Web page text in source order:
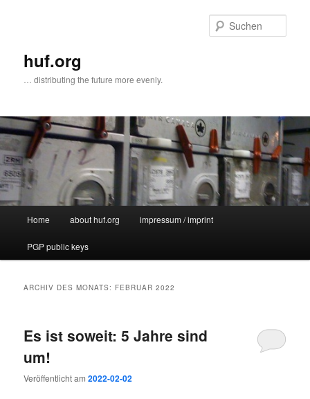
huf.org
… distributing the future more evenly.
Home about huf.org impressum / imprint
PGP public keys
ARCHIV DES MONATS: FEBRUAR 2022
Es ist soweit: 5 Jahre sind
um!
Veröffentlicht am2022-02-02